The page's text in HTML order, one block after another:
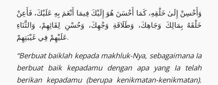
وَأَحْسِنْ إِلَىٰ خَلْقِهِ، كَمَا أَحْسَنَ هُوَ إِلَيْكَ فِيمَا أَنْعَمَ بِهِ عَلَيْكَ، فَأَعِنْ
خَلْقَهُ بِمَالِكَ وَجَاهِكَ، وَطَلَاقَةِ وَجْهِكَ، وَحُسْنِ لِقَائِهِمْ، وَالثَّنَاءِ
عَلَيْهِمْ فِي غَيْبَتِهِمْ.
“Berbuat baiklah kepada makhluk-Nya, sebagaimana Ia
berbuat baik kepadamu dengan apa yang Ia telah
berikan kepadamu (berupa kenikmatan-kenikmatan).